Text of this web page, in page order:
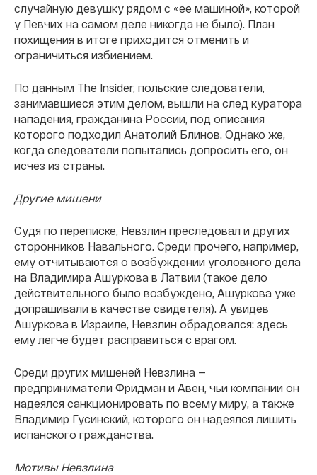
случайную девушку рядом с «ее машиной», которой
у Певчих на самом деле никогда не было). План
похищения в итоге приходится отменить и
ограничиться избиением.
По данным The Insider, польские следователи,
занимавшиеся этим делом, вышли на след куратора
нападения, гражданина России, под описания
которого подходил Анатолий Блинов. Однако же,
когда следователи попытались допросить его, он
исчез из страны.
Другие мишени
Судя по переписке, Невзлин преследовал и других
сторонников Навального. Среди прочего, например,
ему отчитываются о возбуждении уголовного дела
на Владимира Ашуркова в Латвии (такое дело
действительного было возбуждено, Ашуркова уже
допрашивали в качестве свидетеля). А увидев
Ашуркова в Израиле, Невзлин обрадовался: здесь
ему легче будет расправиться с врагом.
Среди других мишеней Невзлина —
предприниматели Фридман и Авен, чьи компании он
надеялся санкционировать по всему миру, а также
Владимир Гусинский, которого он надеялся лишить
испанского гражданства.
Мотивы Невзлина